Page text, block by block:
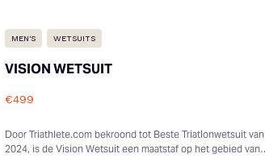
MEN'S WETSUITS
VISION WETSUIT
€499
Door Triathlete.com bekroond tot Beste Triatlonwetsuit van
2024, is de Vision Wetsuit een maatstaf op het gebied van